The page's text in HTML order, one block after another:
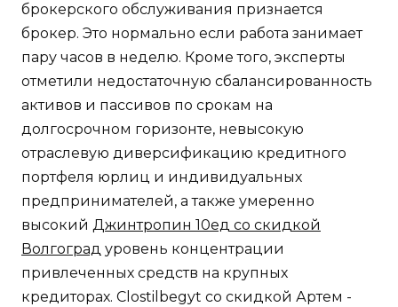
брокерского обслуживания признается
брокер. Это нормально если работа занимает
пару часов в неделю. Кроме того, эксперты
отметили недостаточную сбалансированность
активов и пассивов по срокам на
долгосрочном горизонте, невысокую
отраслевую диверсификацию кредитного
портфеля юрлиц и индивидуальных
предпринимателей, а также умеренно
высокий Джинтропин 10ед со скидкой
Волгоград уровень концентрации
привлеченных средств на крупных
кредиторах. Clostilbegyt со скидкой Артем -